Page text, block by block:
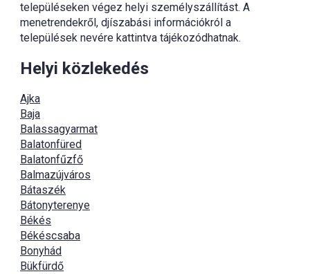
településeken végez helyi személyszállítást. A
menetrendekről, djíszabási információkról a
települések nevére kattintva tájékozódhatnak.
Helyi közlekedés
Ajka
Baja
Balassagyarmat
Balatonfüred
Balatonfűzfő
Balmazújváros
Bátaszék
Bátonyterenye
Békés
Békéscsaba
Bonyhád
Bükfürdő